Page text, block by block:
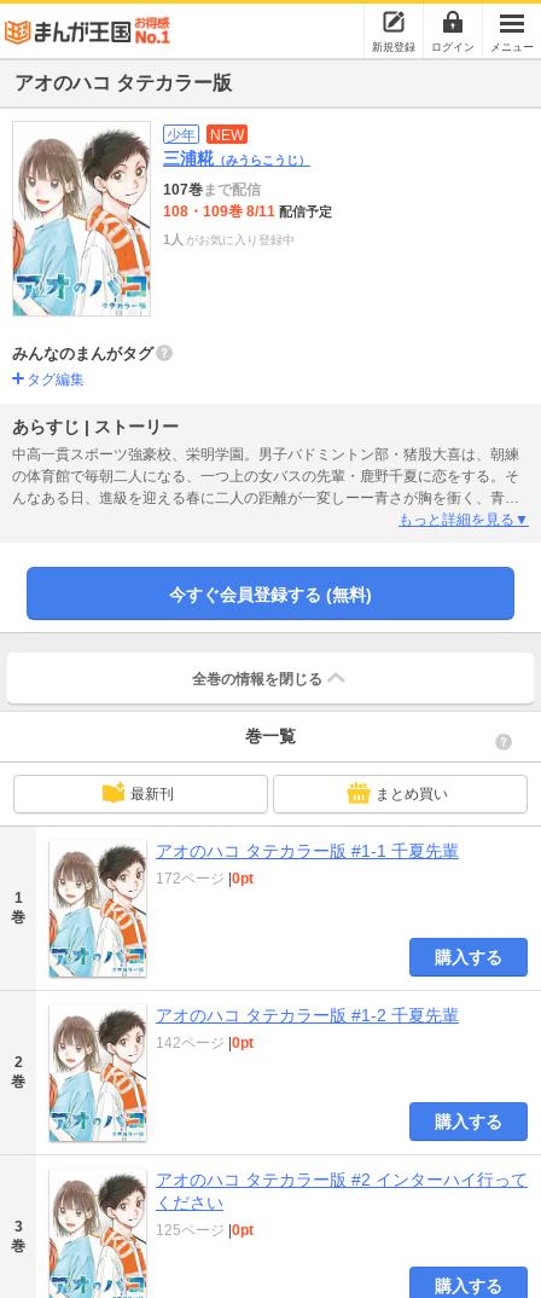
新規登録 ログイン メニュー
アオのハコ タテカラー版
少年 NEW
三浦糀 （みうらこうじ）
107巻まで配信
108・109巻 8/11 配信予定
1人 がお気に入り登録中
みんなのまんがタグ
タグ編集
あらすじ | ストーリー
中高一貫スポーツ強豪校、栄明学園。男子バドミントン部・猪股大喜は、朝練
の体育館で毎朝二人になる、一つ上の女バスの先輩・鹿野千夏に恋をする。そ
んなある日、進級を迎える春に二人の距離が一変しーー青さが胸を衝く、青春
もっと詳細を見る▼
今すぐ会員登録する (無料)
全巻の情報を 閉じる
巻一覧
最新刊 まとめ買い
1
巻
アオのハコ タテカラー版 #1-1 千夏先輩
172ページ 0pt
購入する
2
巻
アオのハコ タテカラー版 #1-2 千夏先輩
142ページ 0pt
購入する
3
巻
アオのハコ タテカラー版 #2 インターハイ行って
ください
125ページ 0pt
購入する